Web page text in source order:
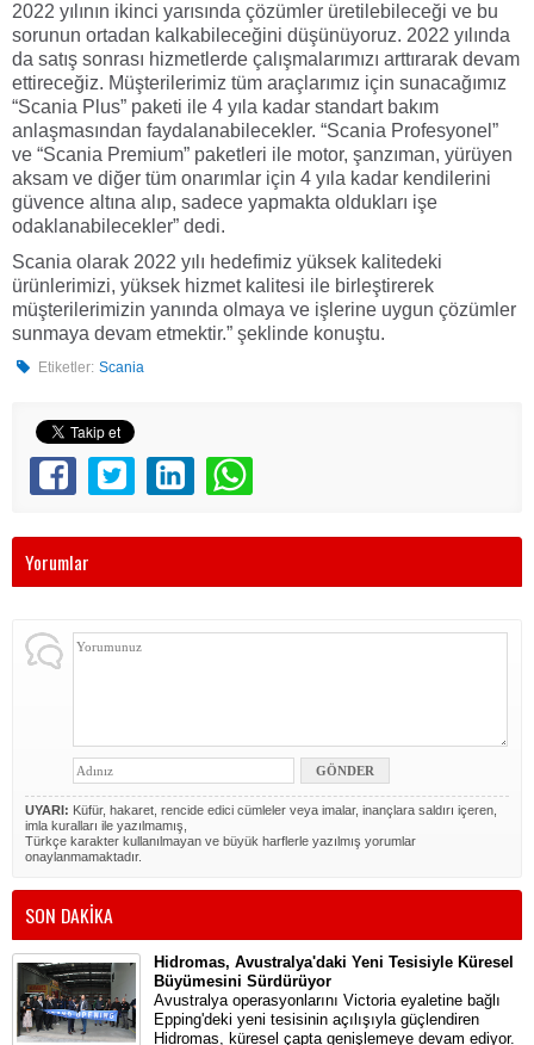
2022 yılının ikinci yarısında çözümler üretilebileceği ve bu
sorunun ortadan kalkabileceğini düşünüyoruz. 2022 yılında
da satış sonrası hizmetlerde çalışmalarımızı arttırarak devam
ettireceğiz. Müşterilerimiz tüm araçlarımız için sunacağımız
“Scania Plus” paketi ile 4 yıla kadar standart bakım
anlaşmasından faydalanabilecekler. “Scania Profesyonel”
ve “Scania Premium” paketleri ile motor, şanzıman, yürüyen
aksam ve diğer tüm onarımlar için 4 yıla kadar kendilerini
güvence altına alıp, sadece yapmakta oldukları işe
odaklanabilecekler” dedi.
Scania olarak 2022 yılı hedefimiz yüksek kalitedeki
ürünlerimizi, yüksek hizmet kalitesi ile birleştirerek
müşterilerimizin yanında olmaya ve işlerine uygun çözümler
sunmaya devam etmektir.” şeklinde konuştu.
Etiketler: Scania
Yorumlar
UYARI: Küfür, hakaret, rencide edici cümleler veya imalar, inançlara saldırı içeren,
imla kuralları ile yazılmamış,
Türkçe karakter kullanılmayan ve büyük harflerle yazılmış yorumlar
onaylanmamaktadır.
SON DAKİKA
Hidromas, Avustralya'daki Yeni Tesisiyle Küresel
Büyümesini Sürdürüyor
Avustralya operasyonlarını Victoria eyaletine bağlı
Epping'deki yeni tesisinin açılışıyla güçlendiren
Hidromas, küresel çapta genişlemeye devam ediyor.